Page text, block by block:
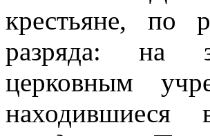
крестьяне, по
разряда: на
церковным